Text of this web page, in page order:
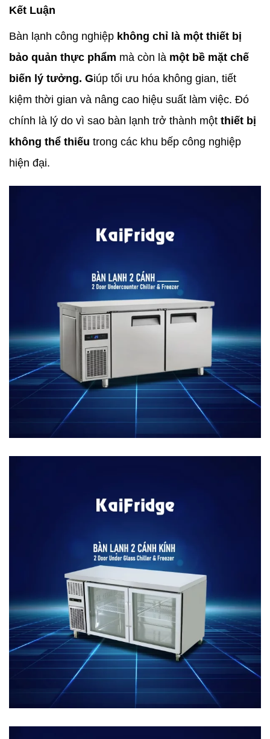
Kết Luận
Bàn lạnh công nghiệp không chỉ là một thiết bị
bảo quản thực phẩm mà còn là một bề mặt chế
biến lý tưởng. Giúp tối ưu hóa không gian, tiết
kiệm thời gian và nâng cao hiệu suất làm việc. Đó
chính là lý do vì sao bàn lạnh trở thành một thiết bị
không thể thiếu trong các khu bếp công nghiệp
hiện đại.